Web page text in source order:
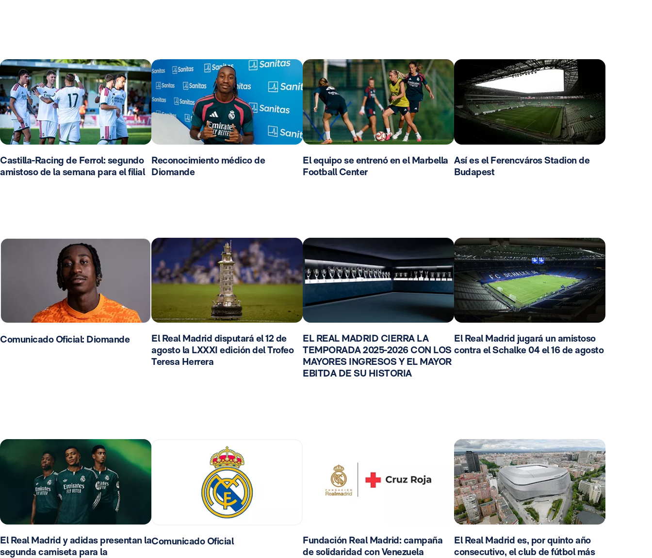
Castilla-Racing de Ferrol: segundo
amistoso de la semana para el filial
Reconocimiento médico de
Diomande
El equipo se entrenó en el Marbella
Football Center
Así es el Ferencváros Stadion de
Budapest
Comunicado Oficial: Diomande
El Real Madrid disputará el 12 de
agosto la LXXXI edición del Trofeo
Teresa Herrera
EL REAL MADRID CIERRA LA
TEMPORADA 2025-2026 CON LOS
MAYORES INGRESOS Y EL MAYOR
EBITDA DE SU HISTORIA
El Real Madrid jugará un amistoso
contra el Schalke 04 el 16 de agosto
El Real Madrid y adidas presentan la
segunda camiseta para la
Comunicado Oficial
Fundación Real Madrid: campaña
de solidaridad con Venezuela
El Real Madrid es, por quinto año
consecutivo, el club de fútbol más